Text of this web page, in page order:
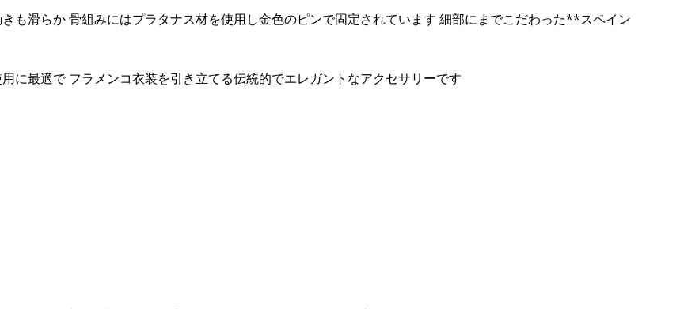
も滑らか 骨組みにはプラタナス材を使用し金色のピンで固定されています 細部にまでこだわった**スペイン
に最適で フラメンコ衣装を引き立てる伝統的でエレガントなアクセサリーです